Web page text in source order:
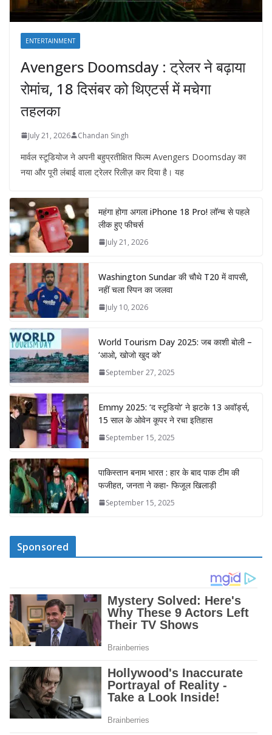
ENTERTAINMENT
Avengers Doomsday : ट्रेलर ने बढ़ाया
रोमांच, 18 दिसंबर को थिएटर्स में मचेगा
तहलका
July 21, 2026 Chandan Singh
मार्वल स्टूडियोज ने अपनी बहुप्रतीक्षित फिल्म Avengers Doomsday का
नया और पूरी लंबाई वाला ट्रेलर रिलीज़ कर दिया है। यह
महंगा होगा अगला iPhone 18 Pro! लॉन्च से पहले
लीक हुए फीचर्स
July 21, 2026
Washington Sundar की चौथे T20 में वापसी,
नहीं चला स्पिन का जलवा
July 10, 2026
World Tourism Day 2025: जब काशी बोली –
‘आओ, खोजो खुद को’
September 27, 2025
Emmy 2025: ‘द स्टूडियो’ ने झटके 13 अवॉर्ड्स,
15 साल के ओवेन कूपर ने रचा इतिहास
September 15, 2025
पाकिस्तान बनाम भारत : हार के बाद पाक टीम की
फजीहत, जनता ने कहा- फिजूल खिलाड़ी
September 15, 2025
Sponsored